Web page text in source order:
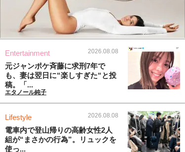
Entertainment 2026.08.08
元ジャンポケ斉藤に求刑7年で
も、妻は翌日に“楽しすぎた“と投
稿。「...
エタノール純子
Lifestyle 2026.08.08
電車内で登山帰りの高齢女性2人
組が“まさかの行為”。リュックを
使っ...